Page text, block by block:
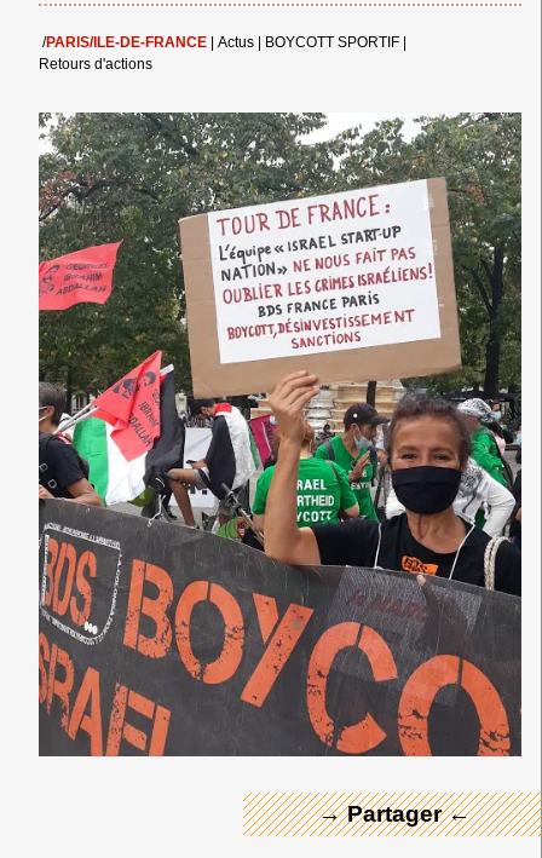
/PARIS/ILE-DE-FRANCE Actus BOYCOTT SPORTIF
Retours d'actions
→ Partager ←
← Merci ! →